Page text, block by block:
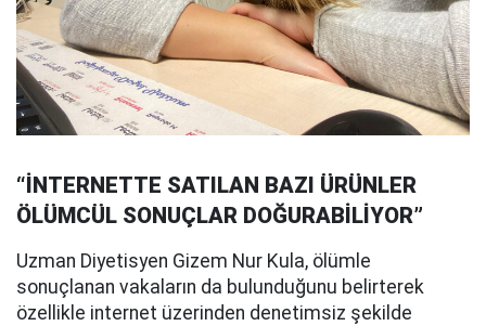
“İNTERNETTE SATILAN BAZI ÜRÜNLER
ÖLÜMCÜL SONUÇLAR DOĞURABİLİYOR”
Uzman Diyetisyen Gizem Nur Kula, ölümle
sonuçlanan vakaların da bulunduğunu belirterek
özellikle internet üzerinden denetimsiz şekilde